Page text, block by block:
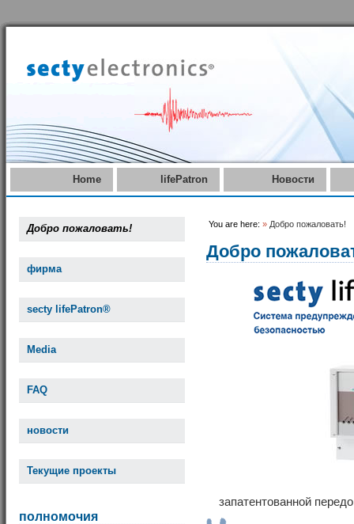
Home lifePatron Новости
Добро пожаловать!
фирма
secty lifePatron®
Media
FAQ
новости
Текущие проекты
полномочия
You are here: » Добро пожаловать!
Добро
запатентованной